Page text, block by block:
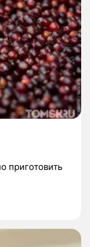
приготовить